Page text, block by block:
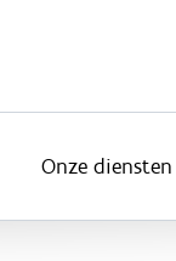
Onze diensten